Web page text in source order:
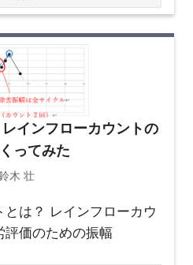
レインフローカウントの
ってみた
木 壮
とは？ レインフローカウ
評価のための振幅